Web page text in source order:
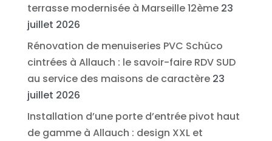
terrasse modernisée à Marseille 12ème 23
juillet 2026
Rénovation de menuiseries PVC Schüco
cintrées à Allauch : le savoir-faire RDV SUD
au service des maisons de caractère 23
juillet 2026
Installation d’une porte d’entrée pivot haut
de gamme à Allauch : design XXL et